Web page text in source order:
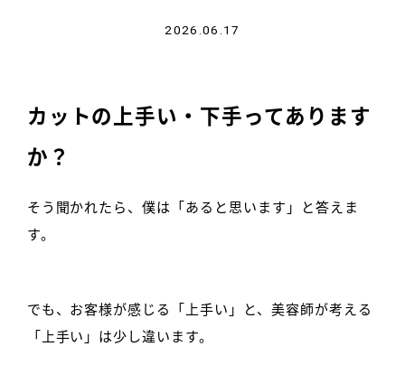
2026.06.17
カットの上手い・下手ってあります
か？
そう聞かれたら、僕は「あると思います」と答えま
す。
でも、お客様が感じる「上手い」と、美容師が考える
「上手い」は少し違います。